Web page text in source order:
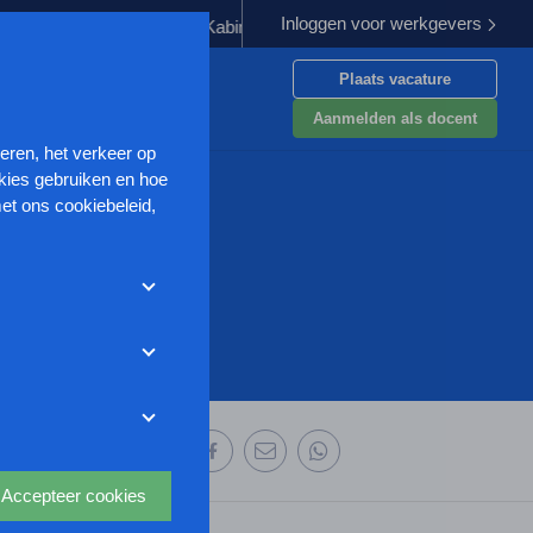
Kabinet werkt aan verbetering aanpak van
Inloggen voor werkgevers
Plaats vacature
Aanmelden als docent
het verkeer op
gebruiken en hoe
ons cookiebeleid,
zonder de
website aan te
uit waarmee onder
Accepteer cookies